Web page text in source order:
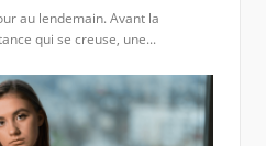
au lendemain. Avant la
qui se creuse, une...